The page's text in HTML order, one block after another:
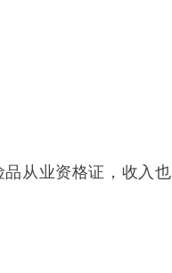
从业资格证，收入也